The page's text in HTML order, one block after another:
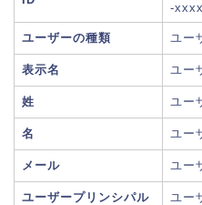
-
ユーザーの種類 ユー
表示名 ユー
姓 ユー
名 ユー
メール ユー
ユーザープリンシパル
ユー